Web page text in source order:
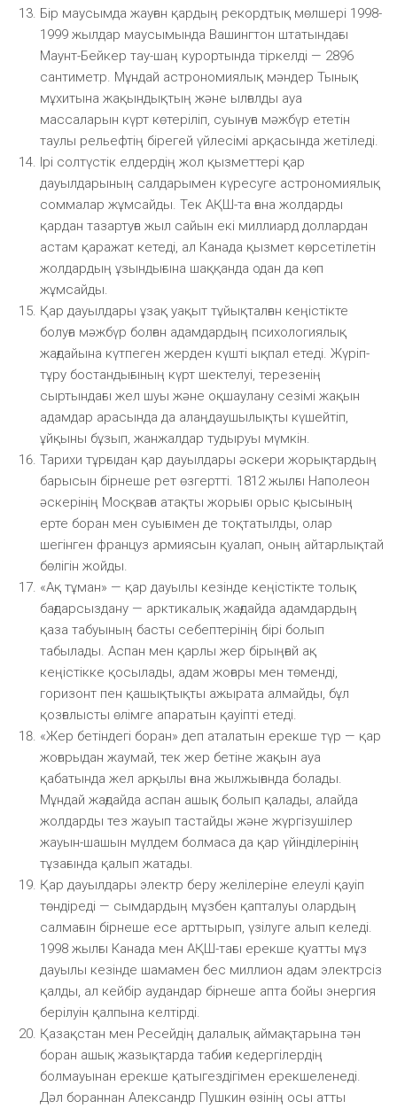
Бір маусымда жауған қардың рекордтық мөлшері 1998-
1999 жылдар маусымында Вашингтон штатындағы
Маунт-Бейкер тау-шаң курортында тіркелді — 2896
сантиметр. Мұндай астрономиялық мәндер Тынық
мұхитына жақындықтың және ылғалды ауа
массаларын күрт көтеріліп, суынуға мәжбүр ететін
таулы рельефтің бірегей үйлесімі арқасында жетіледі.
Ірі солтүстік елдердің жол қызметтері қар
дауылдарының салдарымен күресуге астрономиялық
соммалар жұмсайды. Тек АҚШ-та ғана жолдарды
қардан тазартуға жыл сайын екі миллиард доллардан
астам қаражат кетеді, ал Канада қызмет көрсетілетін
жолдардың ұзындығына шаққанда одан да көп
жұмсайды.
Қар дауылдары ұзақ уақыт тұйықталған кеңістікте
болуға мәжбүр болған адамдардың психологиялық
жағдайына күтпеген жерден күшті ықпал етеді. Жүріп-
тұру бостандығының күрт шектелуі, терезенің
сыртындағы жел шуы және оқшаулану сезімі жақын
адамдар арасында да алаңдаушылықты күшейтіп,
ұйқыны бұзып, жанжалдар тудыруы мүмкін.
Тарихи тұрғыдан қар дауылдары әскери жорықтардың
барысын бірнеше рет өзгертті. 1812 жылғы Наполеон
әскерінің Мосқваға атақты жорығы орыс қысының
ерте боран мен суығымен де тоқтатылды, олар
шегінген француз армиясын қуалап, оның айтарлықтай
бөлігін жойды.
«Ақ тұман» — қар дауылы кезінде кеңістікте толық
бағдарсыздану — арктикалық жағдайда адамдардың
қаза табуының басты себептерінің бірі болып
табылады. Аспан мен қарлы жер бірыңғай ақ
кеңістікке қосылады, адам жоғары мен төменді,
горизонт пен қашықтықты ажырата алмайды, бұл
қозғалысты өлімге апаратын қауіпті етеді.
«Жер бетіндегі боран» деп аталатын ерекше түр — қар
жоғарыдан жаумай, тек жер бетіне жақын ауа
қабатында жел арқылы ғана жылжығанда болады.
Мұндай жағдайда аспан ашық болып қалады, алайда
жолдарды тез жауып тастайды және жүргізушілер
жауын-шашын мүлдем болмаса да қар үйінділерінің
тұзағында қалып жатады.
Қар дауылдары электр беру желілеріне елеулі қауіп
төндіреді — сымдардың мұзбен қапталуы олардың
салмағын бірнеше есе арттырып, үзілуге алып келеді.
1998 жылғы Канада мен АҚШ-тағы ерекше қуатты мұз
дауылы кезінде шамамен бес миллион адам электрсіз
қалды, ал кейбір аудандар бірнеше апта бойы энергия
берілуін қалпына келтірді.
Қазақстан мен Ресейдің далалық аймақтарына тән
боран ашық жазықтарда табиғи кедергілердің
болмауынан ерекше қатыгездігімен ерекшеленеді.
Дәл бораннан Александр Пушкин өзінің осы атты